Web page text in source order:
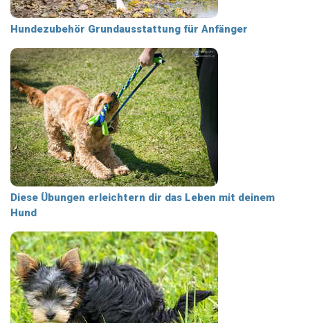
Hundezubehör Grundausstattung für Anfänger
Diese Übungen erleichtern dir das Leben mit deinem
Hund